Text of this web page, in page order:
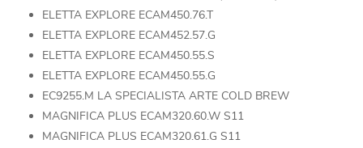
ELETTA EXPLORE ECAM450.76.T
ELETTA EXPLORE ECAM452.57.G
ELETTA EXPLORE ECAM450.55.S
ELETTA EXPLORE ECAM450.55.G
EC9255.M LA SPECIALISTA ARTE COLD BREW
MAGNIFICA PLUS ECAM320.60.W S11
MAGNIFICA PLUS ECAM320.61.G S11